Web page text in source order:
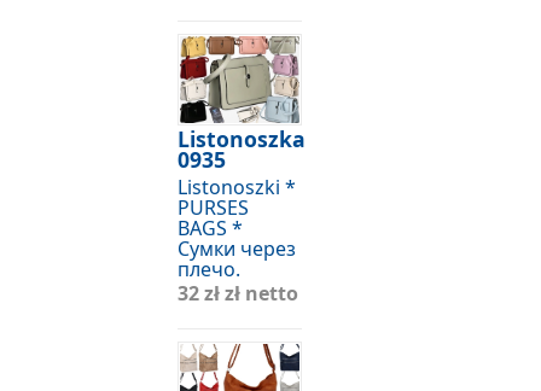
Listonoszka
0935
Listonoszki *
PURSES
BAGS *
Сумки через
плечо.
32 złzł netto